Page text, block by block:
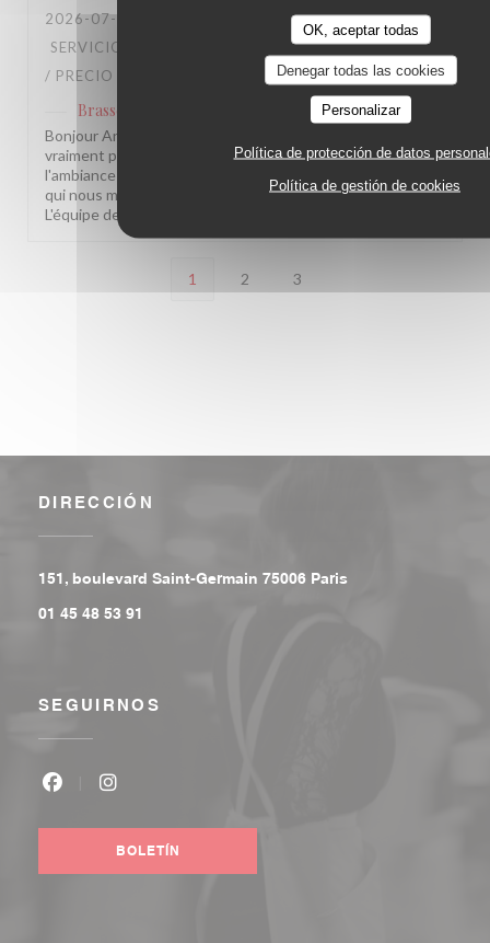
OK, aceptar todas
Denegar todas las cookies
Personalizar
Política de protección de datos
Política de gestión de cookies
2026-07-28
- 20:30 - INVITADOS 12
SERVICIO
MENÚ: 5/5 CALIDAD
/ PRECIO
Brasserie Lipp
ha respondido a su opinión
Bonjour Anne, Merci pour ce beau retour, ça nous fait
vraiment plaisir ! Savoir que le service, la cuisine et
l'ambiance vous ont autant séduite, c'est exactement ce
qui nous motive chaque jour. À très bientôt chez nous !
L'équipe de la Brasserie Lipp !
1 2 3
DIRECCIÓN
151, boulevard Saint-Germain 75006 Paris
01 45 48 53 91
SEGUIRNOS
BOLETÍN